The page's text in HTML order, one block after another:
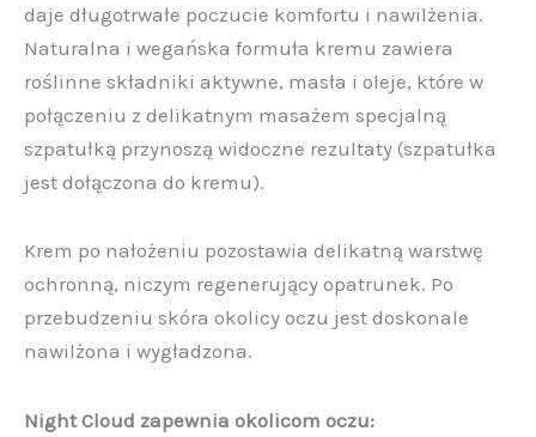
daje długotrwałe poczucie komfortu i nawilżenia.
Naturalna i wegańska formuła kremu zawiera
roślinne składniki aktywne, masła i oleje, które w
połączeniu z delikatnym masażem specjalną
szpatułką przynoszą widoczne rezultaty (szpatułka
jest dołączona do kremu).
Krem po nałożeniu pozostawia delikatną warstwę
ochronną, niczym regenerujący opatrunek. Po
przebudzeniu skóra okolicy oczu jest doskonale
nawilżona i wygładzona.
Night Cloud zapewnia okolicom oczu: